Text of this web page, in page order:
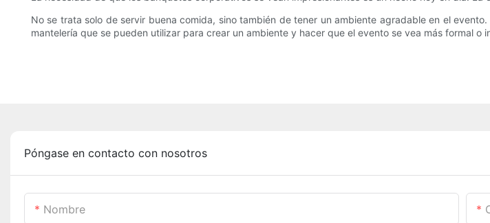
No se trata solo de servir buena comida, sino también de tener un ambiente agradable en el
mantelería que se pueden utilizar para crear un ambiente y hacer que el evento se vea más formal o
Póngase en contacto con nosotros
Nombre